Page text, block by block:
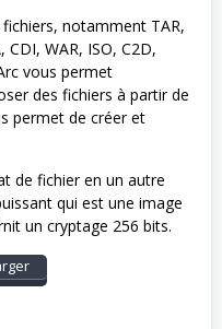
notamment TAR,
CDI, WAR, ISO, C2D,
vous permet
des fichiers à partir de
permet de créer et
de fichier en un autre
qui est une image
un cryptage 256 bits.